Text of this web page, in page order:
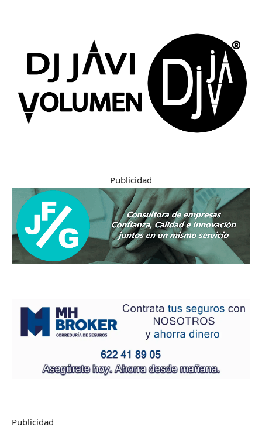
Publicidad
Publicidad